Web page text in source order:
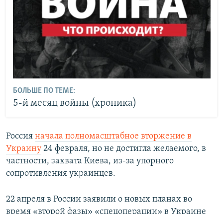
БОЛЬШЕ ПО ТЕМЕ:
5-й месяц войны (хроника)
Россия начала полномасштабное вторжение в
Украину 24 февраля, но не достигла желаемого, в
частности, захвата Киева, из-за упорного
сопротивления украинцев.
22 апреля в России заявили о новых планах во
время «второй фазы» «спецоперации» в Украине